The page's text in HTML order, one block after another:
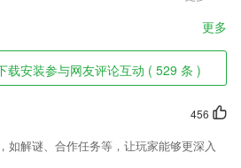
，角色全部非常的富有魅力，只要你能够
趣的玩法能够让你实现，每个故事完结之后
得，最精彩的神话传说题材手游就在这里。
安装软件特色
只需要线上就可以工作了。
文章（包括图片）
更多
载安装参与网友评论互动 ( 529 条 )
456
如解谜、合作任务等，让玩家能够更深入